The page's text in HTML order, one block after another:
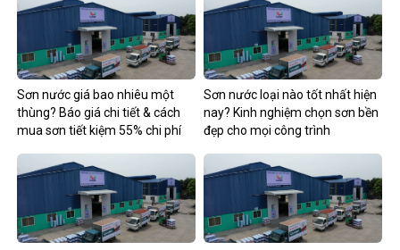
Sơn nước giá bao nhiêu một
thùng? Báo giá chi tiết & cách
mua sơn tiết kiệm 55% chi phí
Sơn nước loại nào tốt nhất hiện
nay? Kinh nghiệm chọn sơn bền
đẹp cho mọi công trình